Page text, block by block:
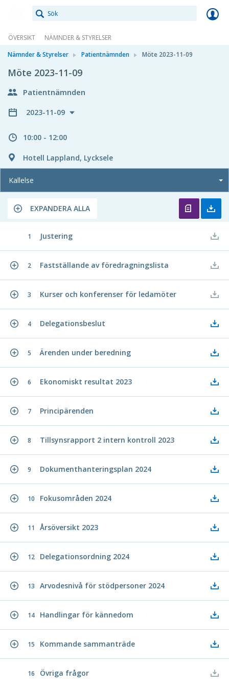
ÖVERSIKT
NÄMNDER & STYRELSER
Nämnder & Styrelser
Patientnämnden Möte 2023-11-09
Möte 2023-11-09
Patientnämnden
2023-11-09
10:00 - 12:00
Hotell Lappland, Lycksele
Kallelse
EXPANDERA ALLA
1 Justering
2 Fastställande av föredragningslista
3 Kurser och konferenser för ledamöter
4 Delegationsbeslut
5 Ärenden under beredning
6 Ekonomiskt resultat 2023
7 Principärenden
8 Tillsynsrapport 2 intern kontroll 2023
9 Dokumenthanteringsplan 2024
10 Fokusområden 2024
11 Årsöversikt 2023
12 Delegationsordning 2024
13 Arvodesnivå för stödpersoner 2024
14 Handlingar för kännedom
15 Kommande sammanträde
16 Övriga frågor